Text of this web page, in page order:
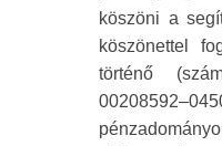
köszöni a
köszönettel
történő